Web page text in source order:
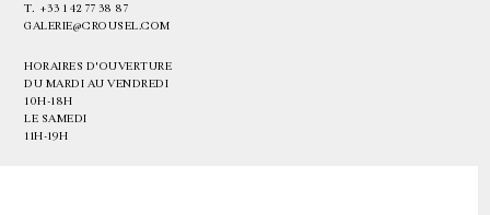
T. +33 1 42 77 38 87
GALERIE@CROUSEL.COM
HORAIRES D'OUVERTURE
DU MARDI AU VENDREDI
10H-18H
LE SAMEDI
11H-19H